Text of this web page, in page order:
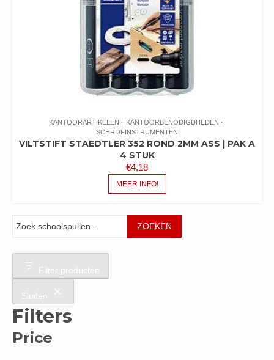
KANTOORARTIKELEN
KANTOORBENODIGDHEDEN
SCHRIJFINSTRUMENTEN
VILTSTIFT STAEDTLER 352 ROND 2MM ASS | PAK A
4 STUK
€4,18
MEER INFO!
ZOEKEN
Filter producten
Sluiten
Filters
Price